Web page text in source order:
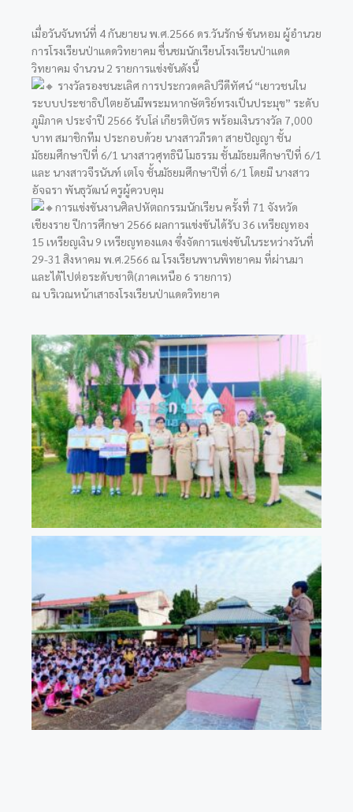
เมื่อวันจันทน์ที่ 4 กันยายน พ.ศ.2566 ดร.วันรักษ์ ขันหอม ผู้อำนวย
การโรงเรียนป่าแดดวิทยาคม ชื่นชมนักเรียนโรงเรียนป่าแดด
วิทยาคม จำนวน 2 รายการแข่งขันดังนี้
รางวัลรองชนะเลิศ การประกวดคลิปวีดีทัศน์ “เยาวชนใน
ระบบประชาธิปไตยอันมีพระมหากษัตริย์ทรงเป็นประมุข” ระดับ
ภูมิภาค ประจำปี 2566 รับโล่ เกียรติบัตร พร้อมเงินรางวัล 7,000
บาท สมาชิกทีม ประกอบด้วย นางสาวภีรดา สายปัญญา ชั้น
มัธยมศึกษาปีที่ 6/1 นางสาวศุทธินี โมธรรม ชั้นมัธยมศึกษาปีที่ 6/1
และ นางสาวจีรนันท์ เตโจ ชั้นมัธยมศึกษาปีที่ 6/1 โดยมี นางสาว
อัจฉรา พันธุวัฒน์ ครูผู้ควบคุม
การแข่งขันงานศิลปหัตถกรรมนักเรียน ครั้งที่ 71 จังหวัด
เชียงราย ปีการศึกษา 2566 ผลการแข่งขันได้รับ 36 เหรียญทอง
15 เหรียญเงิน 9 เหรียญทองแดง ซึ่งจัดการแข่งขันในระหว่างวันที่
29-31 สิงหาคม พ.ศ.2566 ณ โรงเรียนพานพิทยาคม ที่ผ่านมา
และได้ไปต่อระดับชาติ(ภาคเหนือ 6 รายการ)
ณ บริเวณหน้าเสาธงโรงเรียนป่าแดดวิทยาค